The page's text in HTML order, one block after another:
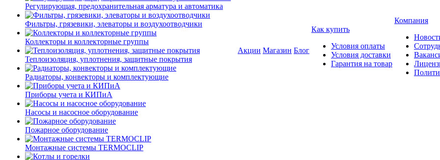
Регулирующая, предохранительная арматура и автоматика
Фильтры, грязевики, элеваторы и воздухоотводчики
Коллекторы и коллекторные группы
Теплоизоляция, уплотнения, защитные покрытия
Радиаторы, конвекторы и комплектующие
Приборы учета и КИПиА
Насосы и насосное оборудование
Пожарное оборудование
Монтажные системы TERMOCLIP
Акции Магазин Блог
Как купить
Условия оплаты
Условия доставки
Гарантия на товар
Компания